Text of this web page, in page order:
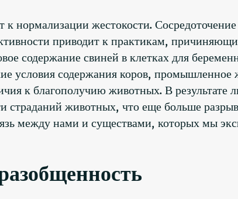
нормализации жестокости.
приводит к практикам,
содержание свиней в клетках для
условия содержания коров, промышленное
к благополучию животных. В результате
страданий животных, что еще больше
между нами и существами, которых мы